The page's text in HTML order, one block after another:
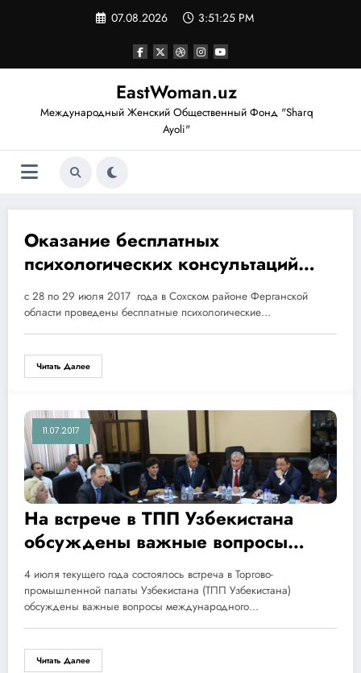
07.08.2026 3:51:26 PM
EastWoman.uz
Международный Женский Общественный Фонд "Sharq
Ayoli"
30.07.2017
Оказание бесплатных
психологических консультаций
для жителей Сохского района
Ферганской области
с 28 по 29 июля 2017 года в Сохском районе Ферганской
области проведены бесплатные психологические…
Читать Далее
11.07.2017
На встрече в ТПП Узбекистана
обсуждены важные вопросы
международного сотрудничества
по реализации социально-
значимых проектов и подписание
соглашения о сотрудничестве
между АНО «Русская
4 июля текущего года состоялось встреча в Торгово-
промышленной палаты Узбекистана (ТПП Узбекистана)
обсуждены важные вопросы международного…
Читать Далее